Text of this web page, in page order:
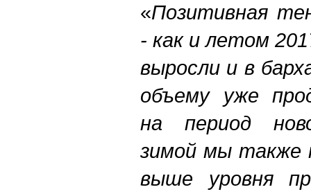
«Позитивная
- как и летом
выросли и в
объему уже
на период
зимой мы также
выше уровня